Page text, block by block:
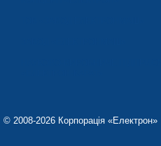
© 2008-2026 Корпорація «Електрон»